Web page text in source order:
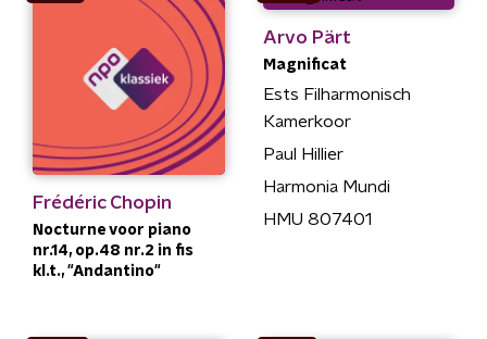
Frédéric Chopin
Nocturne voor piano
nr.14, op.48 nr.2 in fis
kl.t., "Andantino"
Arvo Pärt
Magnificat
Ests Filharmonisch
Kamerkoor
Paul Hillier
Harmonia Mundi
HMU 807401